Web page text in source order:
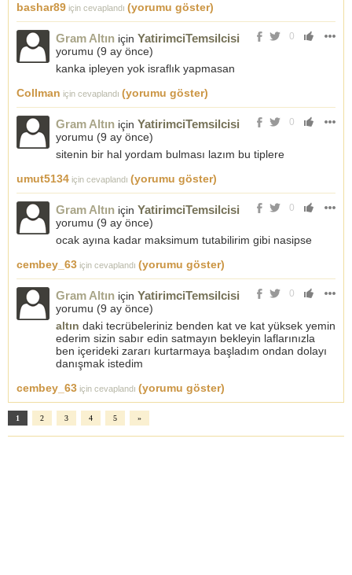
bashar89 için cevaplandı (yorumu göster)
0
Gram Altın için YatirimciTemsilcisi
yorumu (9 ay önce)
kanka ipleyen yok israflık yapmasan
Collman için cevaplandı (yorumu göster)
0
Gram Altın için YatirimciTemsilcisi
yorumu (9 ay önce)
sitenin bir hal yordam bulması lazım bu tiplere
umut5134 için cevaplandı (yorumu göster)
0
Gram Altın için YatirimciTemsilcisi
yorumu (9 ay önce)
ocak ayına kadar maksimum tutabilirim gibi nasipse
cembey_63 için cevaplandı (yorumu göster)
0
Gram Altın için YatirimciTemsilcisi
yorumu (9 ay önce)
altın daki tecrübeleriniz benden kat ve kat yüksek yemin
ederim sizin sabır edin satmayın bekleyin laflarınızla
ben içerideki zararı kurtarmaya başladım ondan dolayı
danışmak istedim
cembey_63 için cevaplandı (yorumu göster)
1 2 3 4 5 »